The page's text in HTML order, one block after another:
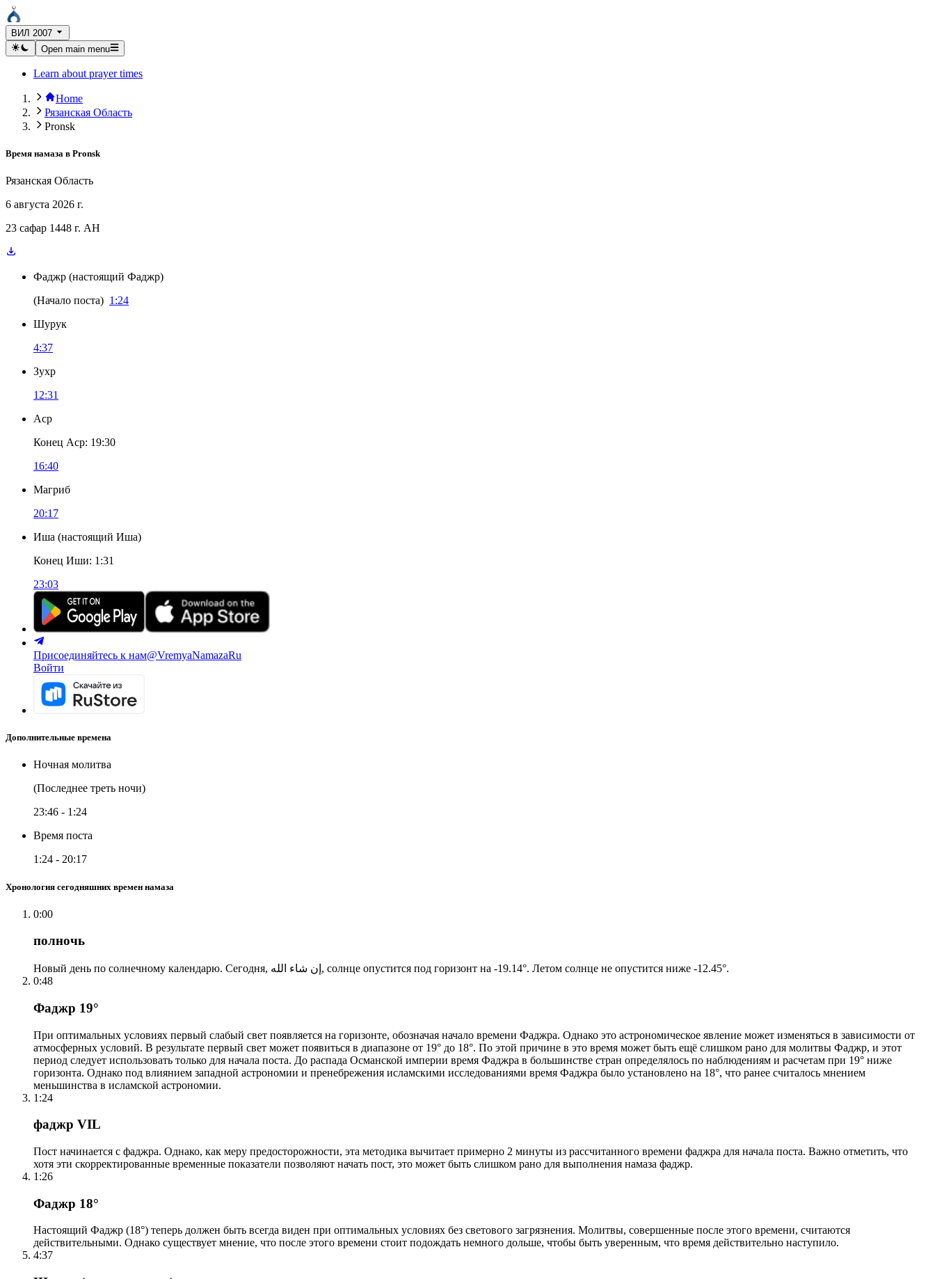
ВИЛ 2007
Open main menu
Learn about prayer times
Home
Рязанская Область
Pronsk
Время намаза в Pronsk
Рязанская Область
6 августа 2026 г.
23 сафар 1448 г. AH
Фаджр (настоящий Фаджр)
(Начало поста) 1:24
Шурук
4:37
Зухр
12:31
Аср
Конец Аср: 19:30
16:40
Магриб
20:17
Иша (настоящий Иша)
Конец Иши: 1:31
23:03
Присоединяйтесь к нам@VremyaNamazaRu
Войти
Дополнительные времена
Ночная молитва
(Последнее треть ночи)
23:46 - 1:24
Время поста
1:24 - 20:17
Хронология сегодняшних времен намаза
0:00
полночь
Новый день по солнечному календарю. Сегодня, إن شاء الله, солнце опустится под горизонт на -19.14°. Летом солнце не опустится ниже -12.45°.
0:48
Фаджр 19°
При оптимальных условиях первый слабый свет появляется на горизонте, обозначая начало времени Фаджра. Однако это астрономическое явление может изменяться в зависимости от
атмосферных условий. В результате первый свет может появиться в диапазоне от 19° до 18°. По этой причине в это время может быть ещё слишком рано для молитвы Фаджр, и этот
период следует использовать только для начала поста. До распада Османской империи время Фаджра в большинстве стран определялось по наблюдениям и расчетам при 19° ниже
горизонта. Однако под влиянием западной астрономии и пренебрежения исламскими исследованиями время Фаджра было установлено на 18°, что ранее считалось мнением
меньшинства в исламской астрономии.
1:24
фаджр VIL
Пост начинается с фаджра. Однако, как меру предосторожности, эта методика вычитает примерно 2 минуты из рассчитанного времени фаджра для начала поста. Важно отметить, что
хотя эти скорректированные временные показатели позволяют начать пост, это может быть слишком рано для выполнения намаза фаджр.
1:26
Фаджр 18°
Настоящий Фаджр (18°) теперь должен быть всегда виден при оптимальных условиях без светового загрязнения. Молитвы, совершенные после этого времени, считаются
действительными. Однако существует мнение, что после этого времени стоит подождать немного дольше, чтобы быть уверенным, что время действительно наступило.
4:37